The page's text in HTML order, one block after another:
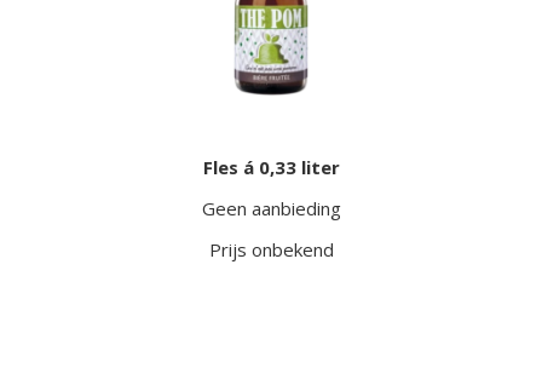
Fles á 0,33 liter
Geen aanbieding
Prijs onbekend